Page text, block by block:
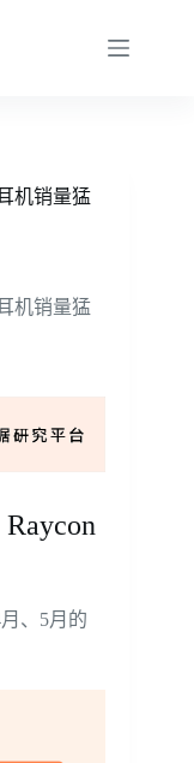
机销量猛
机销量猛
、5月的